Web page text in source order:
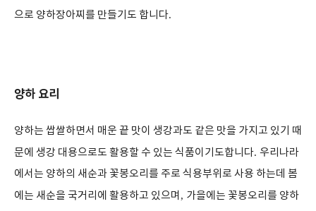
으로 양하장아찌를 만들기도 합니다.
양하 요리
양하는 쌉쌀하면서 매운 끝 맛이 생강과도 같은 맛을 가지고 있기 때
문에 생강 대용으로도 활용할 수 있는 식품이기도합니다. 우리나라
에서는 양하의 새순과 꽃봉오리를 주로 식용부위로 사용 하는데 봄
에는 새순을 국거리에 활용하고 있으며 , 가을에는 꽃봉오리를 양하